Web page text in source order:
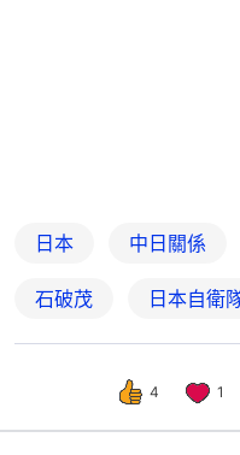
日本 中日關係
石破茂 日本自衛
4 1